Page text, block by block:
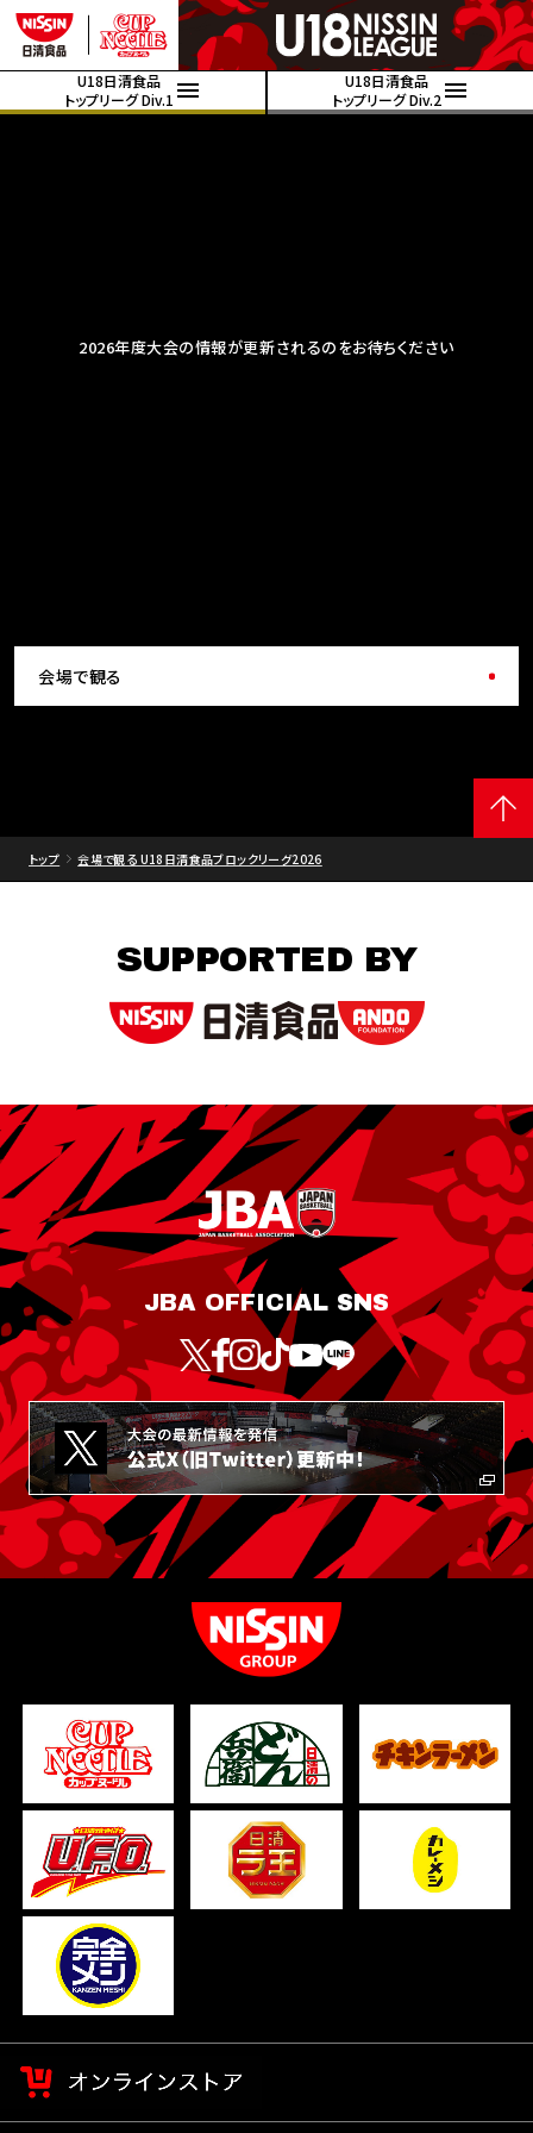
U18日清食品
トップリーグ Div.1
U18日清食品
トップリーグ Div.2
2026年度大会の情報が更新されるのをお待ちください
会場で観る
トップ 会場で観る U18日清食品ブロックリーグ2026
SUPPORTED BY
JBA OFFICIAL SNS